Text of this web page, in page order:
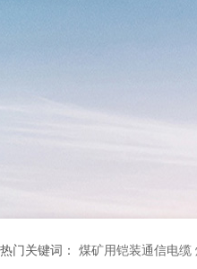
热门关键词： 煤矿用铠装通信电缆 煤矿用信号电缆 煤矿用通信电缆 矿用阻燃通信电缆 矿用